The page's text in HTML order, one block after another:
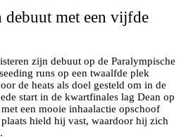
met een vijfde
zijn debuut op de Paralympische
runs op een twaalfde plek
de heats als doel gesteld om in de
start in de kwartfinales lag Dean op
een mooie inhaalactie opschoof
hield hij vast, waardoor hij zich